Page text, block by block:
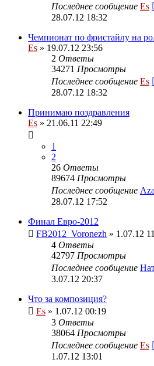
Последнее сообщение Es
28.07.12 18:32
Чемпионат по фристайлу на
Es » 19.07.12 23:56
2 Ответы
34271 Просмотры
Последнее сообщение Es
28.07.12 18:32
Принимаю поздравления
Es » 21.06.11 22:49
1
2
26 Ответы
89674 Просмотры
Последнее сообщение
28.07.12 17:52
Финал Евро-2012
FB2012_Voronezh » 1.07.12
4 Ответы
42797 Просмотры
Последнее сообщение
3.07.12 20:37
Что за композиция?
Es » 1.07.12 00:19
3 Ответы
38064 Просмотры
Последнее сообщение Es
1.07.12 13:01